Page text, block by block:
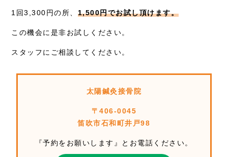
1回3,300円の所、 1,500円でお試し頂けます。
この機会に是非お試しください。
スタッフにご相談してください。
太陽鍼灸接骨院
〒406-0045
笛吹市石和町井戸98
『予約をお願いします』とお電話ください。